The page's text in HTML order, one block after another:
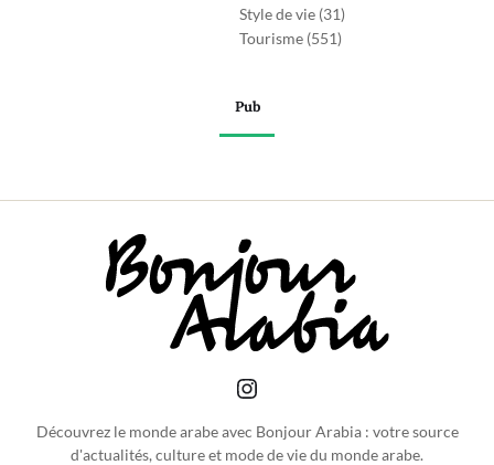
Style de vie (31)
Tourisme (551)
Pub
Découvrez le monde arabe avec Bonjour Arabia : votre source
d'actualités, culture et mode de vie du monde arabe.